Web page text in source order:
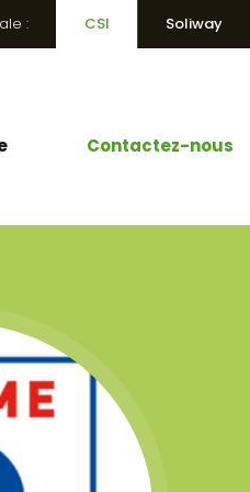
: CSI Soliway
Contactez-nous